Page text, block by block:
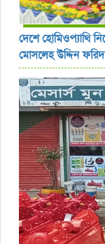
দেশে হোমিওপ্যাথি
মোসলেহ উদ্দিন ফরিদ